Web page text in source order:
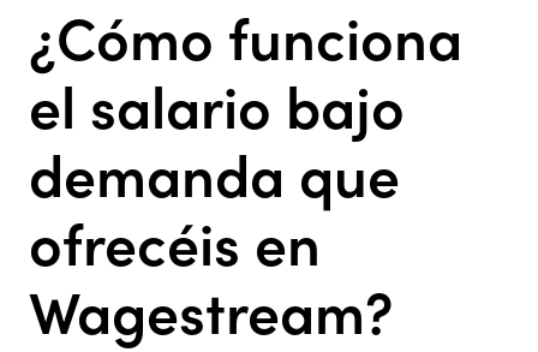
¿Cómo funciona
el salario bajo
demanda que
ofrecéis en
Wagestream?